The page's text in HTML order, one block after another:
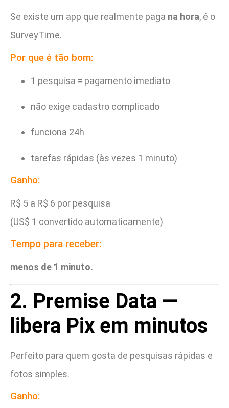
Se existe um app que realmente paga na hora, é o
SurveyTime.
Por que é tão bom:
1 pesquisa = pagamento imediato
não exige cadastro complicado
funciona 24h
tarefas rápidas (às vezes 1 minuto)
Ganho:
R$ 5 a R$ 6 por pesquisa
(US$ 1 convertido automaticamente)
Tempo para receber:
menos de 1 minuto.
2. Premise Data —
libera Pix em minutos
Perfeito para quem gosta de pesquisas rápidas e
fotos simples.
Ganho: